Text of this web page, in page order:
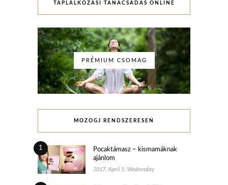
TÁPLÁLKOZÁSI TANÁCSADÁS ONLINE
PRÉMIUM CSOMAG
MOZOGJ RENDSZERESEN
1
Pocaktámasz – kismamáknak
ajánlom
2017. April 5. Wednesday